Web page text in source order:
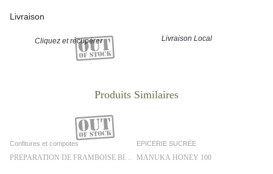
Livraison
Cliquez et récupérer Livraison Local
Confitures et compotes
PREPARATION DE FRAMBOISE BIO
EPICERIE SUCRÉE
MANUKA HONEY 100